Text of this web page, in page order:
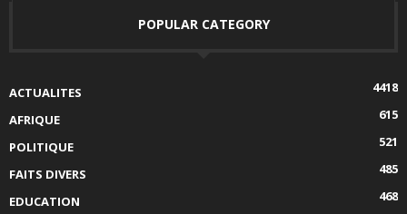
POPULAR CATEGORY
ACTUALITES
4418
AFRIQUE
615
POLITIQUE
521
FAITS DIVERS
485
EDUCATION
468